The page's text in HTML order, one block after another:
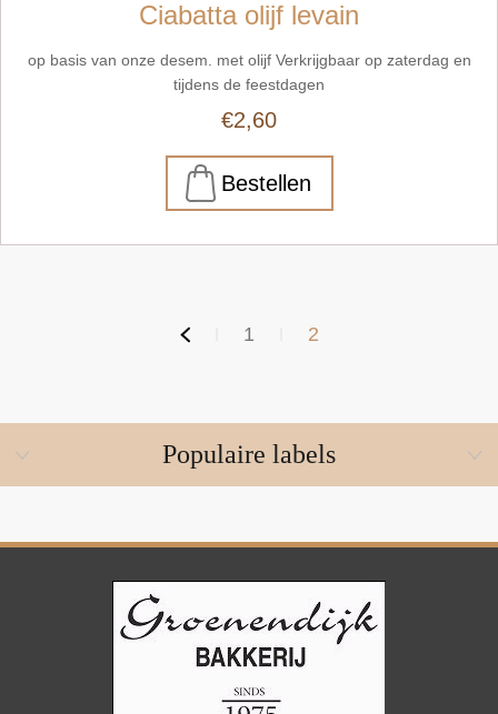
Ciabatta olijf levain
op basis van onze desem. met olijf Verkrijgbaar op zaterdag en
tijdens de feestdagen
€2,60
1 2
Populaire labels